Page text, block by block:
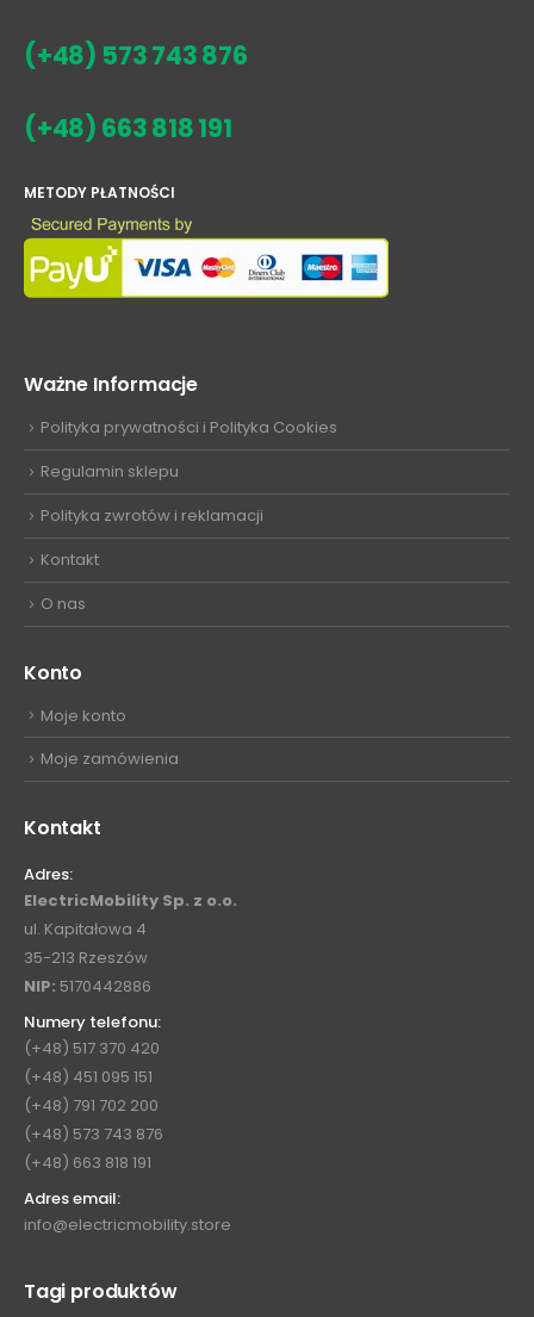
(+48) 573 743 876
(+48) 663 818 191
METODY PŁATNOŚCI
Ważne Informacje
Polityka prywatności i Polityka Cookies
Regulamin sklepu
Polityka zwrotów i reklamacji
Kontakt
O nas
Konto
Moje konto
Moje zamówienia
Kontakt
Adres:
ElectricMobility Sp. z o.o.
ul. Kapitałowa 4
35-213 Rzeszów
NIP: 5170442886
Numery telefonu:
(+48) 517 370 420
(+48) 451 095 151
(+48) 791 702 200
(+48) 573 743 876
(+48) 663 818 191
Adres email:
info@electricmobility.store
Tagi produktów